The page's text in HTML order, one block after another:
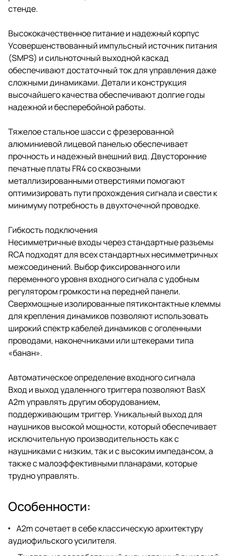
стенде.
Высококачественное питание и надежный корпус
Усовершенствованный импульсный источник питания
(SMPS) и сильноточный выходной каскад
обеспечивают достаточный ток для управления даже
сложными динамиками. Детали и конструкция
высочайшего качества обеспечивают долгие годы
надежной и бесперебойной работы.
Тяжелое стальное шасси с фрезерованной
алюминиевой лицевой панелью обеспечивает
прочность и надежный внешний вид. Двусторонние
печатные платы FR4 со сквозными
металлизированными отверстиями помогают
оптимизировать пути прохождения сигнала и свести к
минимуму потребность в двухточечной проводке.
Гибкость подключения
Несимметричные входы через стандартные разъемы
RCA подходят для всех стандартных несимметричных
межсоединений. Выбор фиксированного или
переменного уровня входного сигнала с удобным
регулятором громкости на передней панели.
Сверхмощные изолированные пятиконтактные клеммы
для крепления динамиков позволяют использовать
широкий спектр кабелей динамиков с оголенными
проводами, наконечниками или штекерами типа
«банан».
Автоматическое определение входного сигнала
Вход и выход удаленного триггера позволяют BasX
A2m управлять другим оборудованием,
поддерживающим триггер. Уникальный выход для
наушников высокой мощности, который обеспечивает
исключительную производительность как с
наушниками с низким, так и с высоким импедансом, а
также с малоэффективными планарами, которые
трудно управлять.
Особенности:
A2m сочетает в себе классическую архитектуру
аудиофильского усилителя.